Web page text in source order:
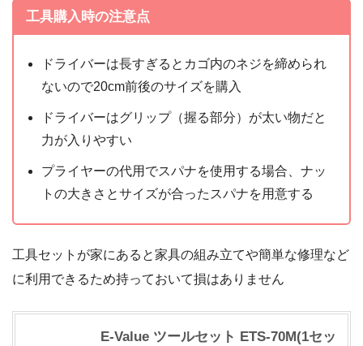
工具購入時の注意点
ドライバーは長すぎるとカゴ内のネジを締められ
ないので20cm前後のサイズを購入
ドライバーはグリップ（握る部分）が太い物だと
力が入りやすい
プライヤーの代用でスパナを使用する場合、ナッ
トの大きさとサイズが合ったスパナを用意する
工具セットが家にあると家具の組み立てや簡単な修理など
に利用できるため持っておいて損はありません
E-Value ツールセット ETS-70M(1セッ